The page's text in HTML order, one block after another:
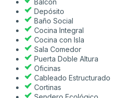
Depósito
Baño Social
Cocina Integral
Cocina con Isla
Sala Comedor
Puerta Doble Altura
Oficinas
Cableado Estructurado
Cortinas